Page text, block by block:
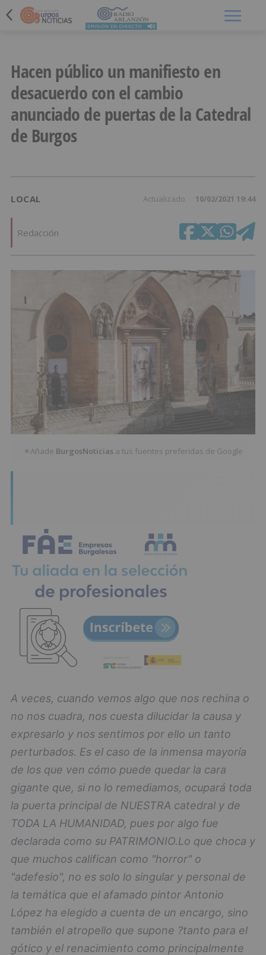
Hacen público un manifiesto en
desacuerdo con el cambio
anunciado de puertas de la Catedral
de Burgos
LOCAL Actualizado 10/02/2021 19:44
Redacción
★Añade BurgosNoticias a tus fuentes preferidas de Google
A veces, cuando vemos algo que nos rechina o
no nos cuadra, nos cuesta dilucidar la causa y
expresarlo y nos sentimos por ello un tanto
perturbados. Es el caso de la inmensa mayoría
de los que ven cómo puede quedar la cara
gigante que, si no lo remediamos, ocupará toda
la puerta principal de NUESTRA catedral y de
TODA LA HUMANIDAD, pues por algo fue
declarada como su PATRIMONIO.Lo que choca y
que muchos califican como "horror" o
"adefesio", no es solo lo singular y personal de
la temática que el afamado pintor Antonio
López ha elegido a cuenta de un encargo, sino
también el atropello que supone ?tanto para el
gótico y el renacimiento como principalmente